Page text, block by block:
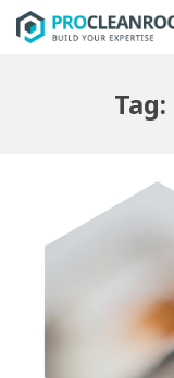
CASE STUDIES
CONTACT
Tag: